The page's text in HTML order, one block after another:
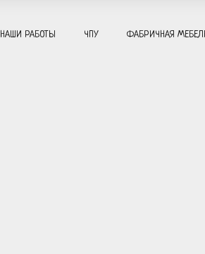
НАШИ РАБОТЫ ЧПУ ФАБРИЧНАЯ